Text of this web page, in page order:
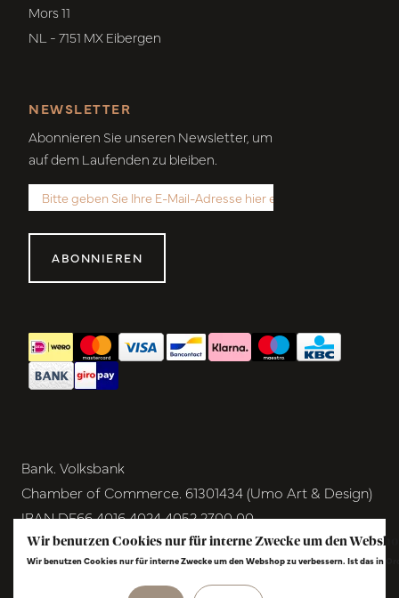
Mors 11
NL - 7151 MX Eibergen
NEWSLETTER
Abonnieren Sie unseren Newsletter, um
auf dem Laufenden zu bleiben.
ABONNIEREN
Bank. Volksbank
Chamber of Commerce. 61301434 (Umo Art & Design)
IBAN DE66 4016 4024 4052 2700 00
BIC GENODEM1GRN
VAT NL854291040B01
Wir benutzen Cookies nur für interne Zwecke um den
Wir benutzen Cookies nur für interne Zwecke um den Webshop zu verbessern. Ist das in